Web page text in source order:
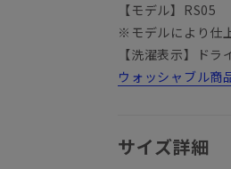
【モデル】RS05
※モデルにより仕
【洗濯表示】ド
ウォッシャブル商
サイズ詳細